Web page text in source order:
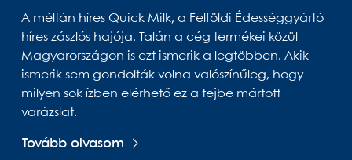
A méltán híres Quick Milk, a Felföldi Édességgyártó
híres zászlós hajója. Talán a cég termékei közül
Magyarországon is ezt ismerik a legtöbben. Akik
ismerik sem gondolták volna valószínűleg, hogy
milyen sok ízben elérhető ez a tejbe mártott
varázslat.
Tovább olvasom